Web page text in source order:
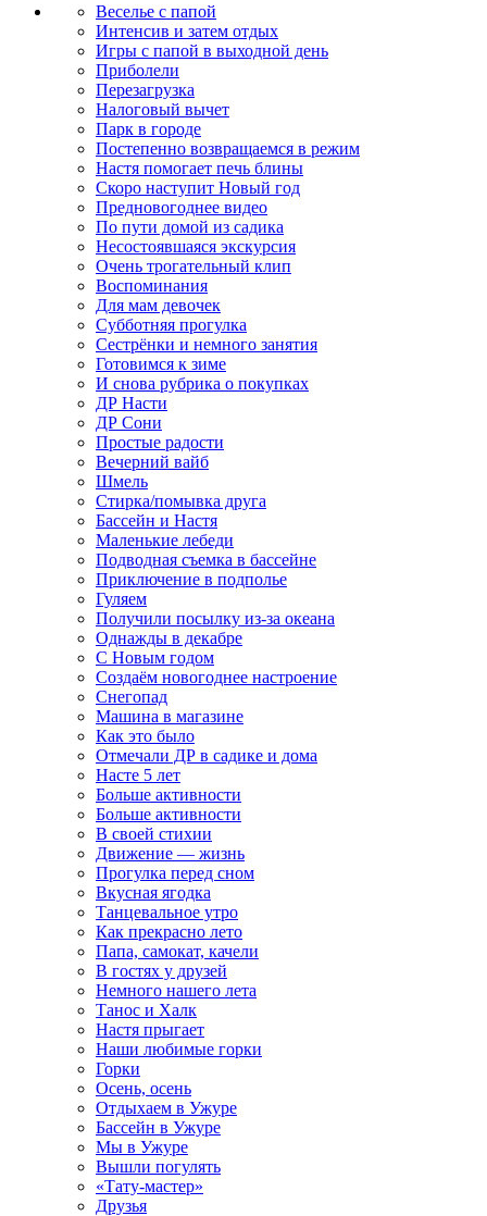
Веселье с папой
Интенсив и затем отдых
Игры с папой в выходной день
Приболели
Перезагрузка
Налоговый вычет
Парк в городе
Постепенно возвращаемся в режим
Настя помогает печь блины
Скоро наступит Новый год
Предновогоднее видео
По пути домой из садика
Несостоявшаяся экскурсия
Очень трогательный клип
Воспоминания
Для мам девочек
Субботняя прогулка
Сестрёнки и немного занятия
Готовимся к зиме
И снова рубрика о покупках
ДР Насти
ДР Сони
Простые радости
Вечерний вайб
Шмель
Стирка/помывка друга
Бассейн и Настя
Маленькие лебеди
Подводная съемка в бассейне
Приключение в подполье
Гуляем
Получили посылку из-за океана
Однажды в декабре
С Новым годом
Создаём новогоднее настроение
Снегопад
Машина в магазине
Как это было
Отмечали ДР в садике и дома
Насте 5 лет
Больше активности
Больше активности
В своей стихии
Движение — жизнь
Прогулка перед сном
Вкусная ягодка
Танцевальное утро
Как прекрасно лето
Папа, самокат, качели
В гостях у друзей
Немного нашего лета
Танос и Халк
Настя прыгает
Наши любимые горки
Горки
Осень, осень
Отдыхаем в Ужуре
Бассейн в Ужуре
Мы в Ужуре
Вышли погулять
«Тату-мастер»
Друзья